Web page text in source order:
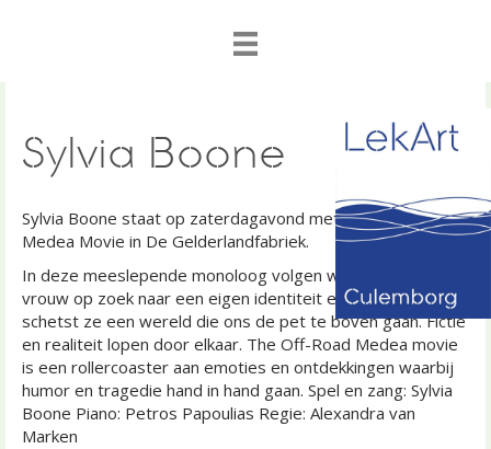
Sylvia Boone
Sylvia Boone staat op zaterdagavond met The Off-Road
Medea Movie in De Gelderlandfabriek.
In deze meeslepende monoloog volgen we een jonge
vrouw op zoek naar een eigen identiteit en stem. Daarin
schetst ze een wereld die ons de pet te boven gaan. Fictie
en realiteit lopen door elkaar. The Off-Road Medea movie
is een rollercoaster aan emoties en ontdekkingen waarbij
humor en tragedie hand in hand gaan. Spel en zang: Sylvia
Boone Piano: Petros Papoulias Regie: Alexandra van
Marken